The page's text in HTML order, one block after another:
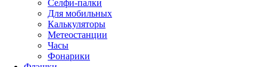
Селфи-палки
Для мобильных
Калькуляторы
Метеостанции
Часы
Фонарики